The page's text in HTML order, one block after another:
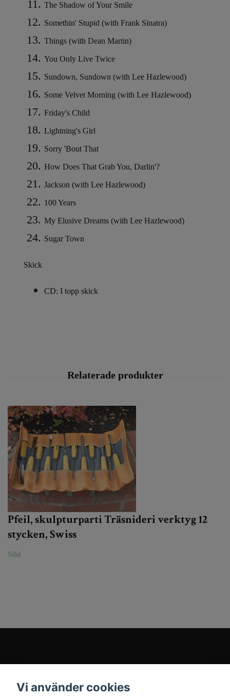
The Shadow of Your Smile
Somethin' Stupid (with Frank Sinatra)
Things (with Dean Martin)
You Only Live Twice
Sundown, Sundown (with Lee Hazlewood)
Some Velvet Morning (with Lee Hazlewood)
Friday's Child
Lightning's Girl
Sorry 'Bout That
How Does That Grab You, Darlin'?
Jackson (with Lee Hazlewood)
100 Years
My Elusive Dreams (with Lee Hazlewood)
Sugar Town
Skick
CD: I topp skick
Pfeil, skulpturparti Träsnideri verktyg 12
stycken, Swiss
Såld
Vi använder cookies